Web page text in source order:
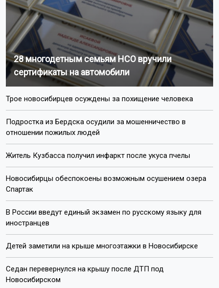
28 многодетным семьям НСО вручили
сертификаты на автомобили
Трое новосибирцев осуждены за похищение человека
Подростка из Бердска осудили за мошенничество в
отношении пожилых людей
Житель Кузбасса получил инфаркт после укуса пчелы
Новосибирцы обеспокоены возможным осушением озера
Спартак
В России введут единый экзамен по русскому языку для
иностранцев
Детей заметили на крыше многоэтажки в Новосибирске
Седан перевернулся на крышу после ДТП под
Новосибирском